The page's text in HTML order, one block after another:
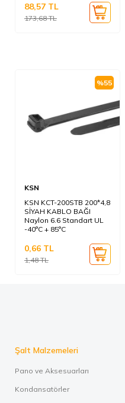
173,68TL
88,57 TL
%55
KSN
KSN KCT-200STB 200*4,8
SİYAH KABLO BAĞI
Naylon 6.6 Standart UL
-40°C + 85°C
1,48TL
0,66 TL
Şalt Malzemeleri
Pano ve Aksesuarları
Kondansatörler